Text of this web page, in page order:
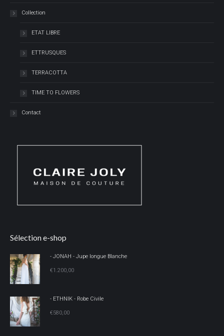
Collection
ETAT LIBRE
ETTRUSQUES
TERRACOTTA
TIME TO FLOWERS
Contact
Sélection e-shop
- JONAH - Jupe longue Blanche
€1.200,00
- ETHNIK - Robe Civile
€580,00